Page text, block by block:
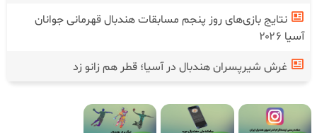
نتایج بازی‌های روز پنجم مسابقات هندبال قهرمانی جوانان
آسیا ۲۰۲۶
غرش شیرپسران هندبال در آسیا؛ قطر هم زانو زد